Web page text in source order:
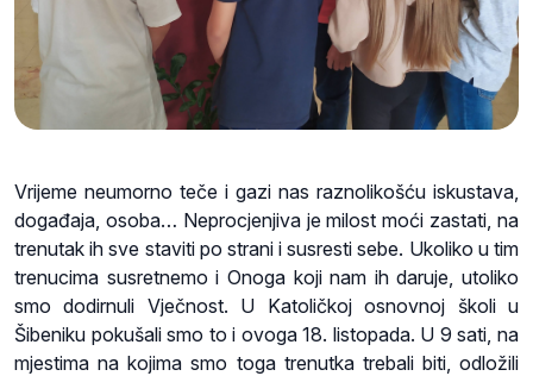
Vrijeme neumorno teče i gazi nas raznolikošću iskustava,
događaja, osoba… Neprocjenjiva je milost moći zastati, na
trenutak ih sve staviti po strani i susresti sebe. Ukoliko u tim
trenucima susretnemo i Onoga koji nam ih daruje, utoliko
smo dodirnuli Vječnost. U Katoličkoj osnovnoj školi u
Šibeniku pokušali smo to i ovoga 18. listopada. U 9 sati, na
mjestima na kojima smo toga trenutka trebali biti, odložili